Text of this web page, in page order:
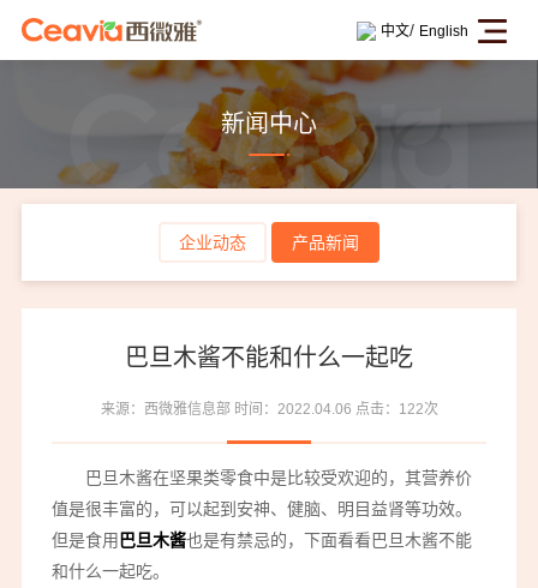
中文/ English
新闻中心
企业动态 产品新闻
巴旦木酱不能和什么一起吃
来源：西微雅信息部 时间：2022.04.06 点击：122次
巴旦木酱在坚果类零食中是比较受欢迎的，其营养价
值是很丰富的，可以起到安神、健脑、明目益肾等功效。
但是食用 巴旦木酱也是有禁忌的，下面看看巴旦木酱不能
和什么一起吃。